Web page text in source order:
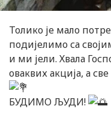
Толико је мало
подијелимо са
и ми јели. Хвала
оваквих акција, а
БУДИМО ЉУДИ!